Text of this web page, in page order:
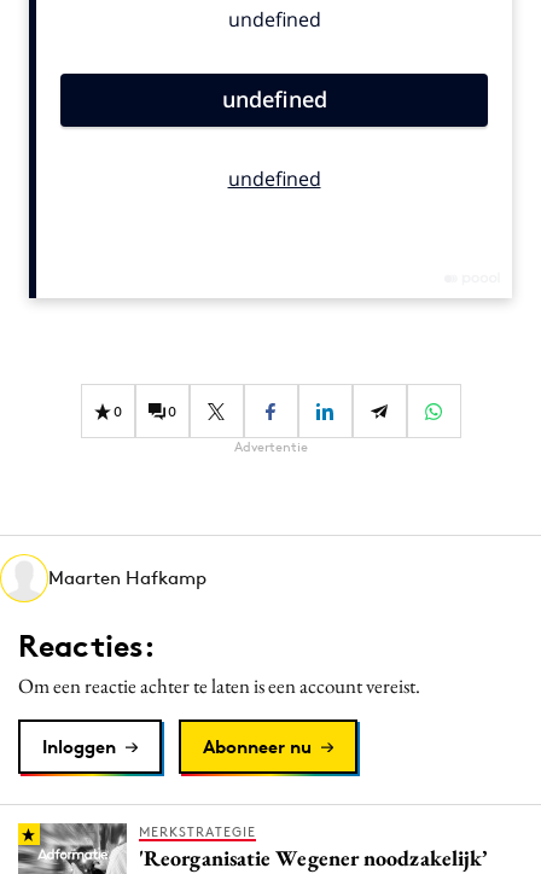
Contentmarketing
Effectiviteit
Gedragsverandering
Martech
Media
Merkstrategie
PR
Programmatic
Reputatie & crisis
0 0
Advertentie
Maarten Hafkamp
Reacties:
Om een reactie achter te laten is een account vereist.
Inloggen Abonneer nu
MERKSTRATEGIE
'Reorganisatie Wegener noodzakelijk’